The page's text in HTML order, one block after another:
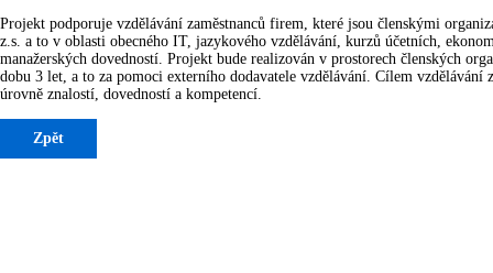
Projekt podporuje vzdělávání zaměstnanců firem, které jsou členskými
z.s. a to v oblasti obecného IT, jazykového vzdělávání, kurzů účetních,
manažerských dovedností. Projekt bude realizován v prostorech členských
dobu 3 let, a to za pomoci externího dodavatele vzdělávání. Cílem vzdělávání
úrovně znalostí, dovedností a kompetencí.
Zpět